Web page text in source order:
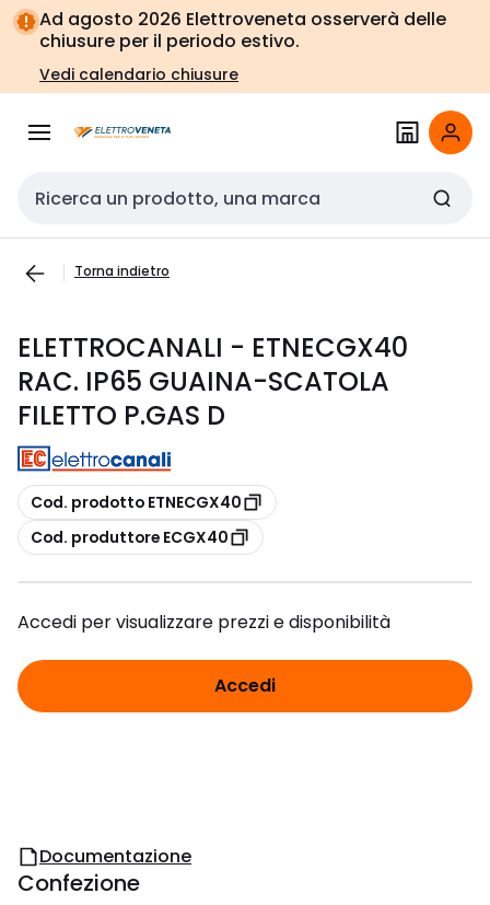
Vai alla
navigazione
Vai
alla
pagina
Ad agosto 2026 Elettroveneta osserverà delle
chiusure per il periodo estivo.
Vedi calendario chiusure
Cerca input
Torna indietro
ELETTROCANALI - ETNECGX40
RAC. IP65 GUAINA-SCATOLA
FILETTO P.GAS D
copia
Cod. prodotto ETNECGX40
copia
Cod. produttore ECGX40
Accedi per visualizzare prezzi e disponibilità
Accedi
Documentazione
Confezione